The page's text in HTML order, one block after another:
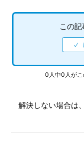
どこへ行けばいいか
【PS5/龍が如く７外
リア後）は何かモー
【PS5/龍が如く７
どで、目的の場所に
この
0人中0人がこ
解決しない場合は、